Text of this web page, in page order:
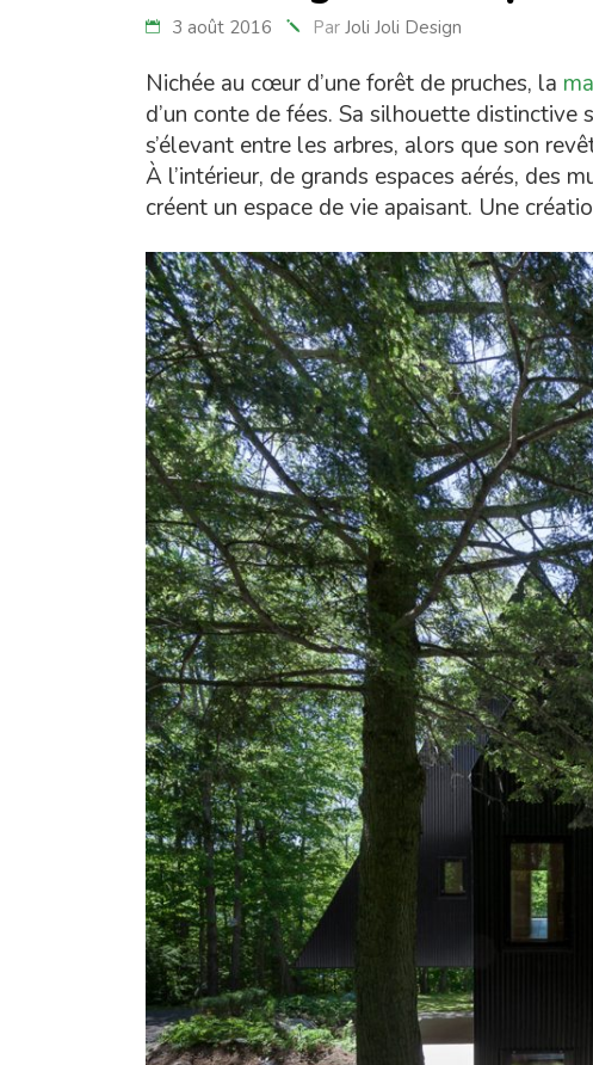
3 août 2016 Par Joli Joli Design
Nichée au cœur d’une forêt de pruches, la
d’un conte de fées. Sa silhouette distinctive
s’élevant entre les arbres, alors que son
À l’intérieur, de grands espaces aérés, des
créent un espace de vie apaisant. Une